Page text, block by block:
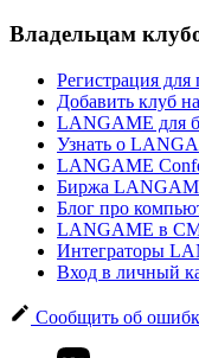
Владельцам
Регистрация для
Добавить клуб
LANGAME для
Узнать о
LANGAME
Биржа
Блог про
LANGAME в
Интеграторы
Вход в личный
Сообщить об